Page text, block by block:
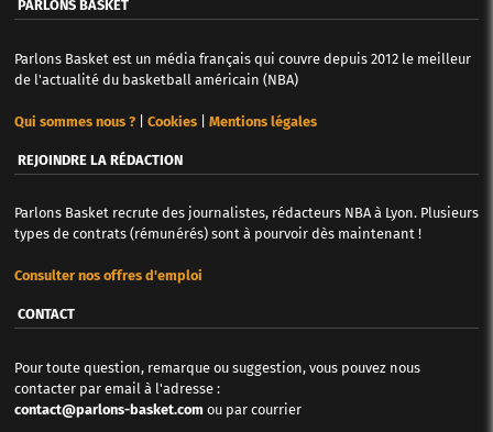
PARLONS BASKET
Parlons Basket est un média français qui couvre depuis 2012 le meilleur
de l'actualité du basketball américain (NBA)
Qui sommes nous ?| Cookies| Mentions légales
REJOINDRE LA RÉDACTION
Parlons Basket recrute des journalistes, rédacteurs NBA à Lyon. Plusieurs
types de contrats (rémunérés) sont à pourvoir dès maintenant !
Consulter nos offres d'emploi
CONTACT
Pour toute question, remarque ou suggestion, vous pouvez nous
contacter par email à l'adresse :
contact@parlons-basket.com ou par courrier